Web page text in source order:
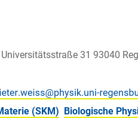
31 93040
(SKM) Biologische